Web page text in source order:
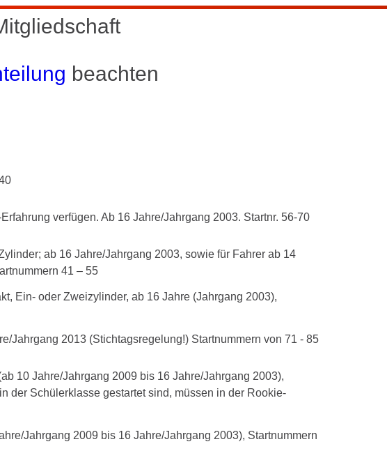
beachten
verfügen. Ab 16 Jahre/Jahrgang 2003. Startnr. 56-70
ab 16 Jahre/Jahrgang 2003, sowie für Fahrer ab 14
41 – 55
Ein- oder Zweizylinder, ab 16 Jahre (Jahrgang 2003),
Jahrgang 2013 (Stichtagsregelung!) Startnummern von 71 - 85
10 Jahre/Jahrgang 2009 bis 16 Jahre/Jahrgang 2003),
der Schülerklasse gestartet sind, müssen in der Rookie-
Jahrgang 2009 bis 16 Jahre/Jahrgang 2003), Startnummern